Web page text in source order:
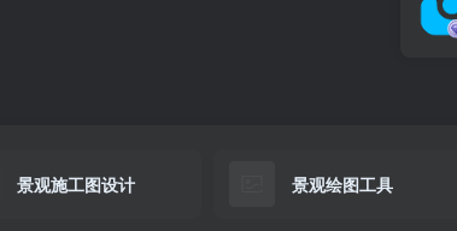
景观施工图设计 景观绘图工具